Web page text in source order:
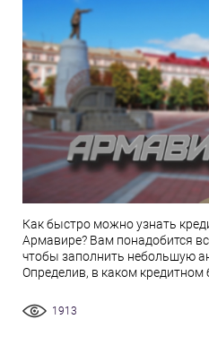
Как быстро можно узнать
Армавире? Вам понадобится
чтобы заполнить небольшую
Определив, в каком кредитном
1913